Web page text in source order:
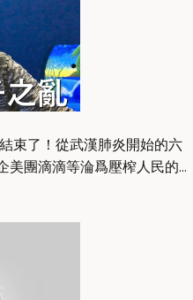
束了！從武漢肺炎開始的六
美團滴滴等淪爲壓榨人民的…